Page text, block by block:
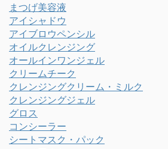
まつげ美容液
アイシャドウ
アイブロウペンシル
オイルクレンジング
オールインワンジェル
クリームチーク
クレンジングクリーム・ミルク
クレンジングジェル
グロス
コンシーラー
シートマスク・パック